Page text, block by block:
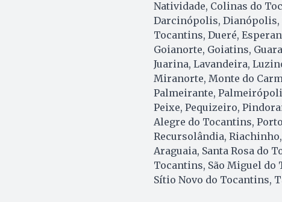
Natividade, Colinas do
Darcinópolis,
Tocantins, Dueré,
Goianorte, Goiatins,
Juarina, Lavandeira,
Miranorte, Monte do
Palmeirante,
Peixe, Pequizeiro,
Alegre do Tocantins,
Recursolândia, Riachinho,
Araguaia, Santa Rosa do
Tocantins, São Miguel do
Sítio Novo do Tocantins,